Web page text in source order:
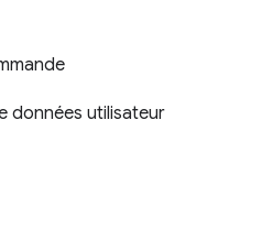
données utilisateur